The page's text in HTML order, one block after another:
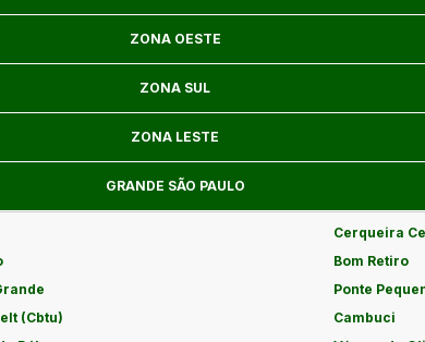
ZONA OESTE
ZONA SUL
ZONA LESTE
GRANDE SÃO PAULO
Cerqueira
Bom Retiro
Ponte
(Cbtu)
Cambuci